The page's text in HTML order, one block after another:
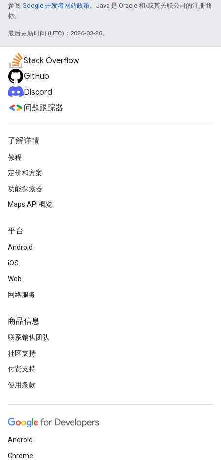
参阅 Google 开发者网站政策。Java 是 Oracle 和/或其关联公司的注册商
标。
最后更新时间 (UTC)：2026-03-28。
Stack Overflow
GitHub
Discord
问题跟踪器
了解详情
教程
定价和方案
功能探索器
Maps API 概览
平台
Android
iOS
Web
网络服务
商品信息
联系销售团队
社区支持
付费支持
使用条款
Android
Chrome